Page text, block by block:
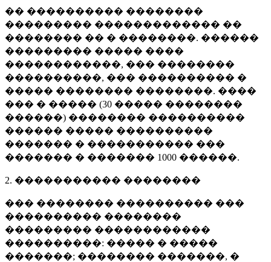
�� ���������� ��������
��������� ������������� ��
�������� �� � ��������. ������
��������� ����� ����
������������, ��� ��������
����������, ��� ���������� �
����� �������� ��������. ����
��� � ����� (30 ����� ��������
������) �������� ����������
������ ����� ����������
������� � ����������� ���
������� � ������� 1000 ������.
2. ����������� ��������
��� �������� ���������� ���
���������� ��������
��������� ������������
����������: ����� � �����
�������; �������� �������, �